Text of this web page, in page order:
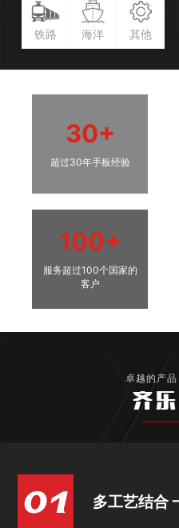
铁路 海洋 其他
30+
超过30年手板经验
100+
服务超过100个国家的
客户
卓越的产
齐
多工艺结合